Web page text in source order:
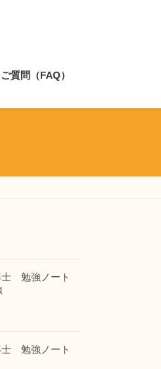
質問（FAQ）
勉強ノート
勉強ノート